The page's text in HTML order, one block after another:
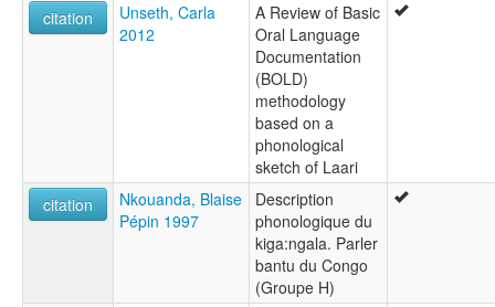
citation
Unseth, Carla
2012
A Review of Basic
Oral Language
Documentation
(BOLD)
methodology
based on a
phonological
sketch of Laari
citation
Nkouanda, Blaise
Pépin 1997
Description
phonologique du
kiga:ngala. Parler
bantu du Congo
(Groupe H)